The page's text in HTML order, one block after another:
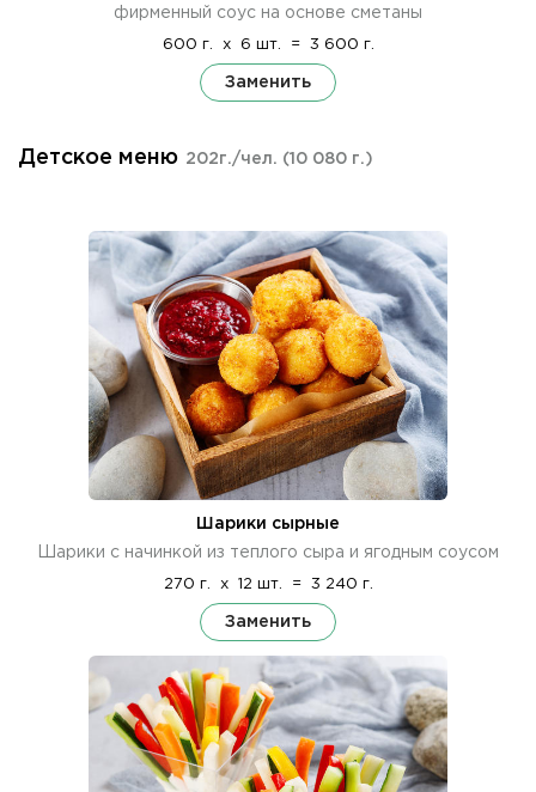
фирменный соус на основе сметаны
600 г. x 6 шт. = 3 600 г.
Заменить
Детское меню 202г./чел. (10 080 г.)
Шарики сырные
Шарики с начинкой из теплого сыра и ягодным соусом
270 г. x 12 шт. = 3 240 г.
Заменить